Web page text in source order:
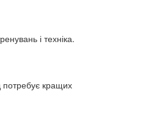
і техніка.
потребує кращих